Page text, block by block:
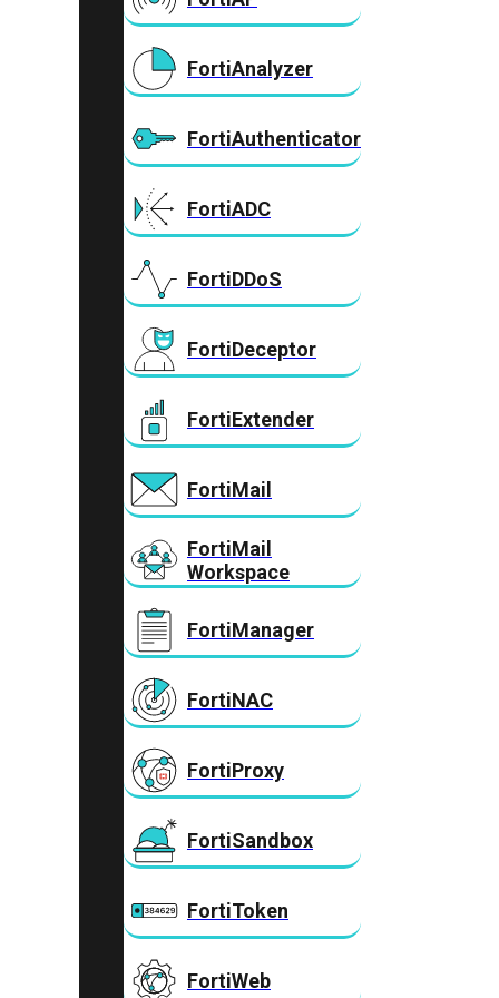
FortiAnalyzer
FortiAuthenticator
FortiADC
FortiDDoS
FortiDeceptor
FortiExtender
FortiMail
FortiMail
Workspace
FortiManager
FortiNAC
FortiProxy
FortiSandbox
FortiToken
FortiWeb